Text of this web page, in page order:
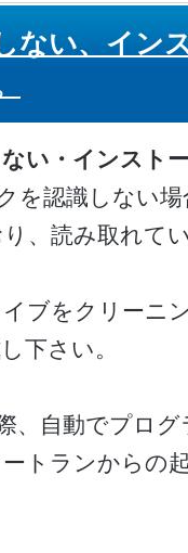
ない、イン
ない・インスト
を認識しない
、読み取れて
ブをクリーニ
下さい。
、自動でプロ
トランからの